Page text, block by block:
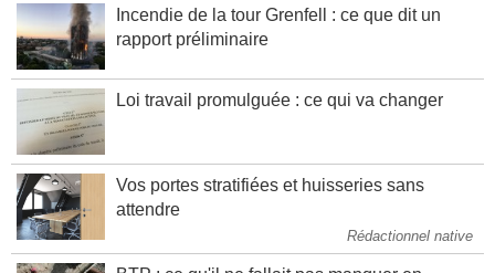
Incendie de la tour Grenfell : ce que dit un
Vos portes stratifiées et huisseries sans
Rédactionnel native